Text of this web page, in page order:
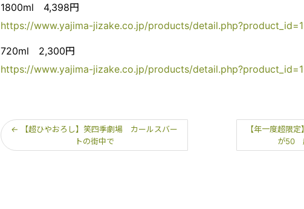
1800ml 4,398円
https://www.yajima-jizake.co.jp/products/
720ml 2,300円
https://www.yajima-jizake.co.jp/products/
← 【超ひやおろし】笑四季劇場 カールスバー
トの街中で
【年一度超限
が50